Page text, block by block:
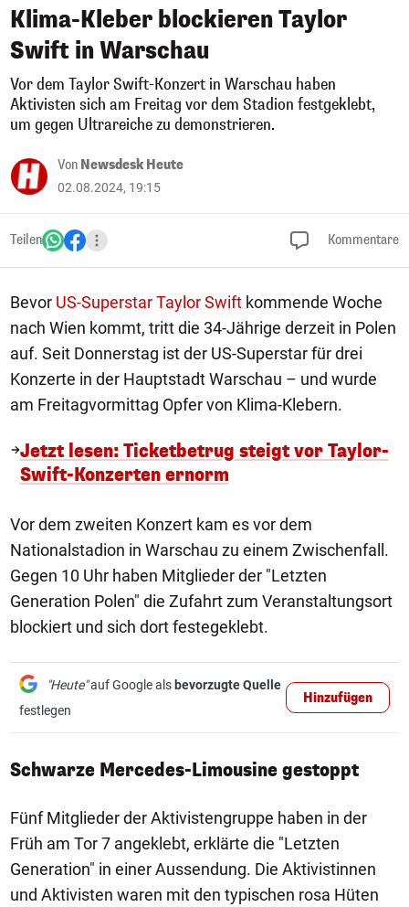
Klima-Kleber blockieren Taylor
Swift in Warschau
Vor dem Taylor Swift-Konzert in Warschau haben
Aktivisten sich am Freitag vor dem Stadion festgeklebt,
um gegen Ultrareiche zu demonstrieren.
Von Newsdesk Heute
02.08.2024, 19:15
Teilen Kommentare
Bevor US-Superstar Taylor Swift kommende Woche
nach Wien kommt, tritt die 34-Jährige derzeit in Polen
auf. Seit Donnerstag ist der US-Superstar für drei
Konzerte in der Hauptstadt Warschau – und wurde
am Freitagvormittag Opfer von Klima-Klebern.
Jetzt lesen: Ticketbetrug steigt vor Taylor-
Swift-Konzerten ernorm
Vor dem zweiten Konzert kam es vor dem
Nationalstadion in Warschau zu einem Zwischenfall.
Gegen 10 Uhr haben Mitglieder der "Letzten
Generation Polen" die Zufahrt zum Veranstaltungsort
blockiert und sich dort festegeklebt.
"Heute"auf Google als bevorzugte Quelle
festlegen
Hinzufügen
Schwarze Mercedes-Limousine gestoppt
Fünf Mitglieder der Aktivistengruppe haben in der
Früh am Tor 7 angeklebt, erklärte die "Letzten
Generation" in einer Aussendung. Die Aktivistinnen
und Aktivisten waren mit den typischen rosa Hüten